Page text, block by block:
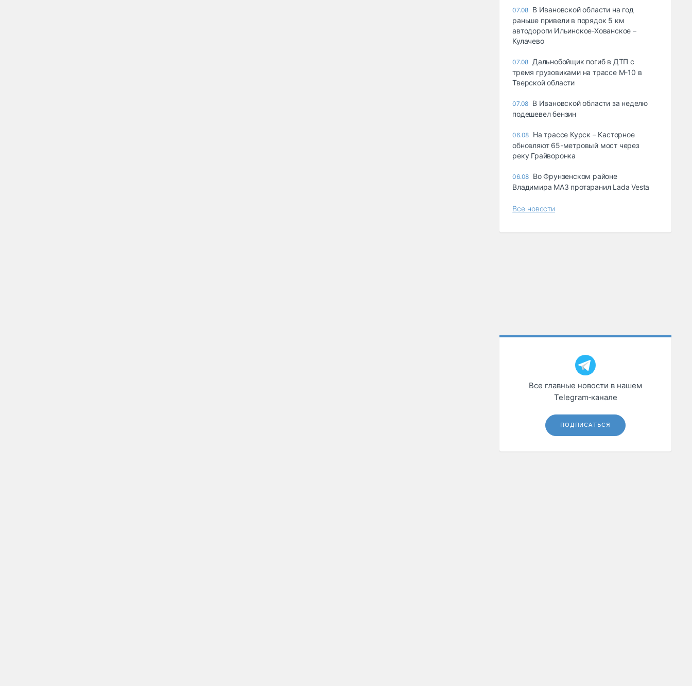
07.08 В Ивановской области на год
раньше привели в порядок 5 км
автодороги Ильинское-Хованское –
Кулачево
07.08 Дальнобойщик погиб в ДТП с
тремя грузовиками на трассе М-10 в
Тверской области
07.08 В Ивановской области за неделю
подешевел бензин
06.08 На трассе Курск – Касторное
обновляют 65-метровый мост через
реку Грайворонка
06.08 Во Фрунзенском районе
Владимира МАЗ протаранил Lada Vesta
Все новости
Все главные новости в нашем
Telegram‑канале
ПОДПИСАТЬСЯ